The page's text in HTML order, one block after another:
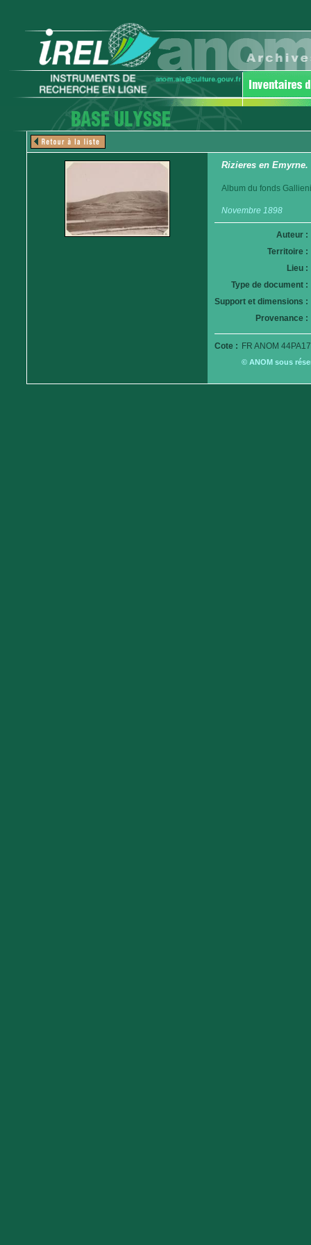
Rizieres en Emyrne.
Album du fonds
Novembre 1898
Auteur :
Territoire :
Lieu :
Type de document :
Support et dimensions :
Provenance :
Cote : FR ANOM
© ANOM sous